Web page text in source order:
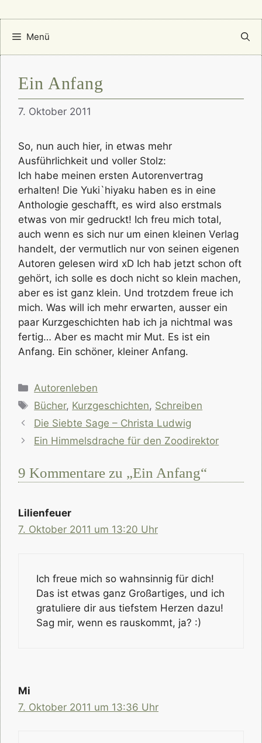
Menü
Ein Anfang
7. Oktober 2011
So, nun auch hier, in etwas mehr
Ausführlichkeit und voller Stolz:
Ich habe meinen ersten Autorenvertrag
erhalten! Die Yuki`hiyaku haben es in eine
Anthologie geschafft, es wird also erstmals
etwas von mir gedruckt! Ich freu mich total,
auch wenn es sich nur um einen kleinen Verlag
handelt, der vermutlich nur von seinen eigenen
Autoren gelesen wird xD Ich hab jetzt schon oft
gehört, ich solle es doch nicht so klein machen,
aber es ist ganz klein. Und trotzdem freue ich
mich. Was will ich mehr erwarten, ausser ein
paar Kurzgeschichten hab ich ja nichtmal was
fertig… Aber es macht mir Mut. Es ist ein
Anfang. Ein schöner, kleiner Anfang.
Kategorien
Autorenleben
Schlagwörter
Bücher, Kurzgeschichten, Schreiben
Die Siebte Sage – Christa Ludwig
Ein Himmelsdrache für den Zoodirektor
9 Kommentare zu „Ein Anfang“
Lilienfeuer
7. Oktober 2011 um 13:20 Uhr
Ich freue mich so wahnsinnig für dich!
Das ist etwas ganz Großartiges, und ich
gratuliere dir aus tiefstem Herzen dazu!
Sag mir, wenn es rauskommt, ja? :)
Mi
7. Oktober 2011 um 13:36 Uhr